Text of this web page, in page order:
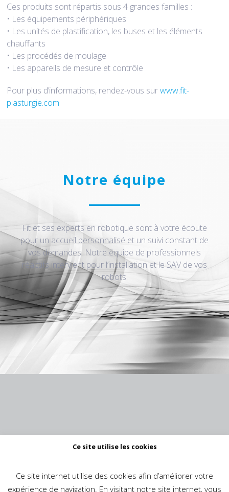
Ces produits sont répartis sous 4 grandes familles :
• Les équipements périphériques
• Les unités de plastification, les buses et les éléments
chauffants
• Les procédés de moulage
• Les appareils de mesure et contrôle
Pour plus d’informations, rendez-vous surwww.fit-
plasturgie.com
Notre équipe
Fit et ses experts en robotique sont à votre écoute
pour un accueil personnalisé et un suivi constant de
vos demandes. Notre équipe de professionnels
réactifs intervient pour l’installation et le SAV de vos
robots.
Ce site utilise les cookies
Ce site internet utilise des cookies afin d’améliorer votre
expérience de navigation. En visitant notre site internet, vous